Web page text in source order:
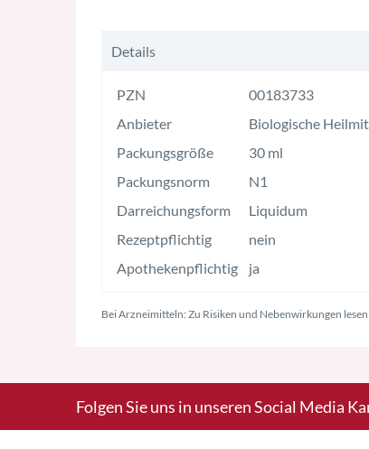
Details
PZN
00183733
Anbieter
Biologische
Packungsgröße
30 ml
Packungsnorm
N1
Darreichungsform
Liquidum
Rezeptpflichtig
nein
Apothekenpflichtig
ja
Bei Arzneimitteln: Zu Risiken und Nebenwirkungen
Folgen Sie uns in unseren Social Media